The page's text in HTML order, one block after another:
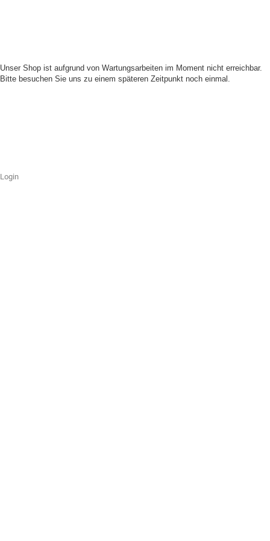
Unser Shop ist aufgrund von Wartungsarbeiten im Moment nicht erreichbar.
Bitte besuchen Sie uns zu einem späteren Zeitpunkt noch einmal.
Login